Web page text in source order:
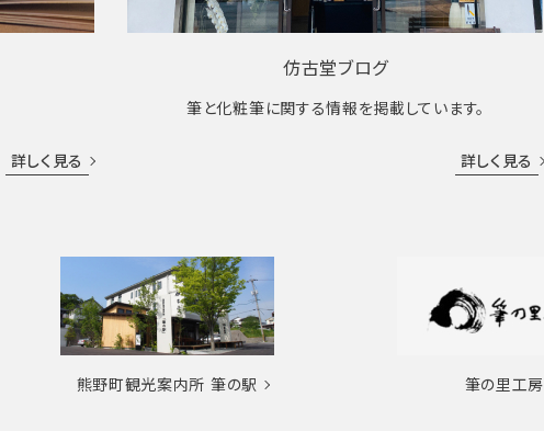
詳しく見る
仿古堂ブログ
筆と化粧筆に関する情報を掲載しています。
詳しく見る
熊野町観光案内所 筆の駅 筆の里工房